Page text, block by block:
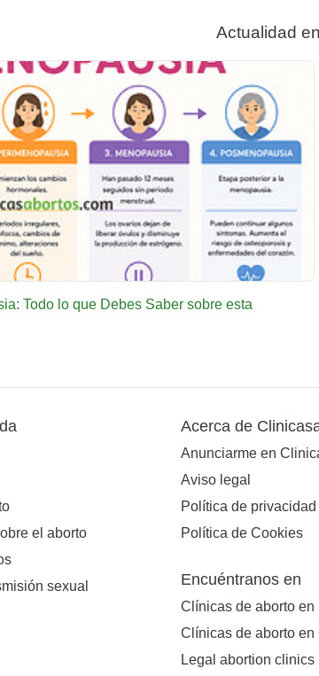
Actualidad
Todo lo que Debes Saber sobre esta
el aborto
sexual
Acerca de
Anunciarme en
Aviso legal
Política de privacidad
Política de Cookies
Encuéntranos en
Clínicas de aborto en
Clínicas de aborto en
Legal abortion clinics